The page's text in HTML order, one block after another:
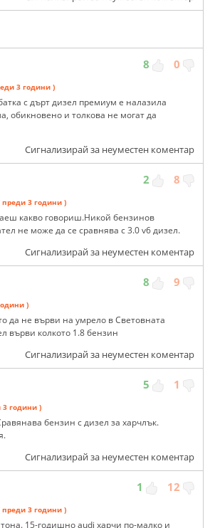
8 0
3 години )
с дърт дизел премиум е налазила
обикновено и толкова не могат да
Сигнализирай за неуместен коментар
2 8
преди 3 години )
какво говориш.Никой бензинов
не може да се сравнява с 3.0 v6 дизел.
Сигнализирай за неуместен коментар
8 9
)
да не върви на умрело в Световната
върви колкото 1.8 бензин
Сигнализирай за неуместен коментар
5 1
3 години )
бензин с дизел за харчлък.
Сигнализирай за неуместен коментар
1 12
преди 3 години )
15-годишно audi харчи по-малко и